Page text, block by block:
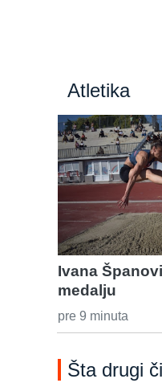
Atletika
Ivana
medalju
pre 9 minuta
Šta drugi